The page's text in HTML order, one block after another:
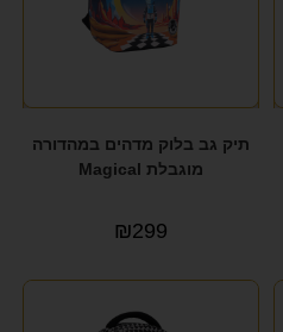
תיק גב בלוק מדהים במהדורה
מוגבלת Magical
₪299